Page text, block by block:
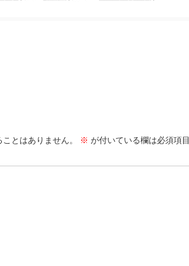
とはありません。 ※ が付いている欄は必須項